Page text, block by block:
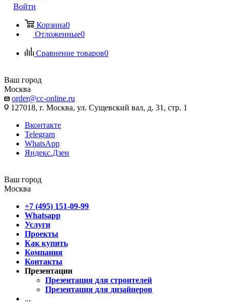
Войти
Корзина0
Отложенные0
Сравнение товаров0
Ваш город
Москва
order@cc-online.ru
127018, г. Москва, ул. Сущевский вал, д. 31, стр. 1
Вконтакте
Telegram
WhatsApp
Яндекс.Дзен
Ваш город
Москва
+7 (495) 151-09-99
Whatsapp
Услуги
Проекты
Как купить
Компания
Контакты
Презентации
Презентация для строителей
Презентация для дизайнеров
...